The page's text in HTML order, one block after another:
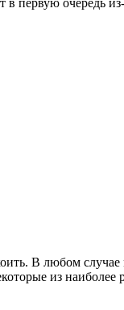
очередь
В любом
из